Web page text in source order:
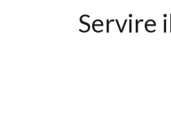
Servire